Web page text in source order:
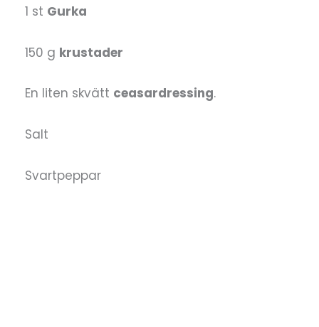
1 st Gurka
150 g krustader
En liten skvätt ceasardressing.
Salt
Svartpeppar